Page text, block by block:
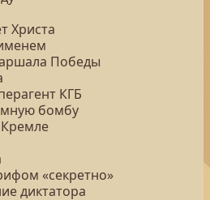
Христа
Победы
КГБ
бомбу
«секретно»
диктатора